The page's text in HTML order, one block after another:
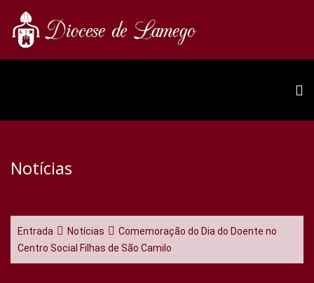
Notícias
Entrada Notícias
Comemoração do Dia do Doente no
Centro Social Filhas de São Camilo